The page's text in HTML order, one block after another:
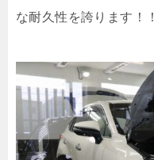
な耐久性を誇ります！！